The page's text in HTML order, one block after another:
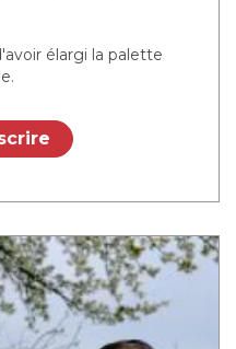
élargi la palette